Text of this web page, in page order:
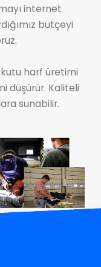
internet
bütçeyi
harf üretimi
düşürür. Kaliteli
sunabilir.